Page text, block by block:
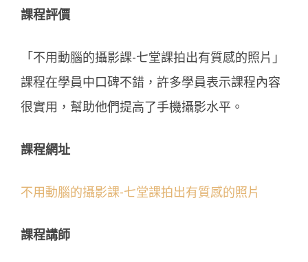
課程評價
「不用動腦的攝影課-七堂課拍出有質感的照片」
課程在學員中口碑不錯，許多學員表示課程內容
很實用，幫助他們提高了手機攝影水平。
課程網址
不用動腦的攝影課-七堂課拍出有質感的照片
課程講師